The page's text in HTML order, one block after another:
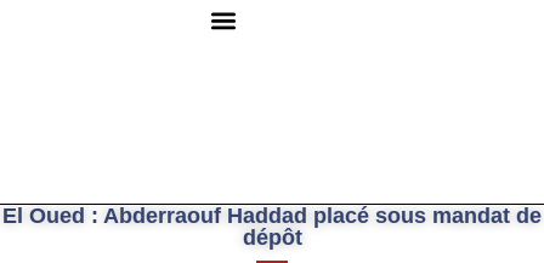
El Oued : Abderraouf Haddad placé sous mandat de
dépôt